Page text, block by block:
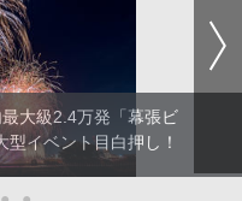
大級2.4万発「幕張ビ
イベント目白押し！